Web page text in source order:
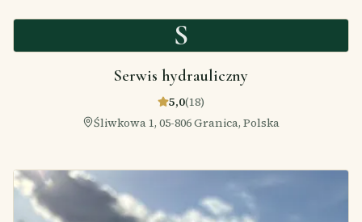
S
Serwis hydrauliczny
5,0(18)
Śliwkowa 1, 05-806 Granica, Polska